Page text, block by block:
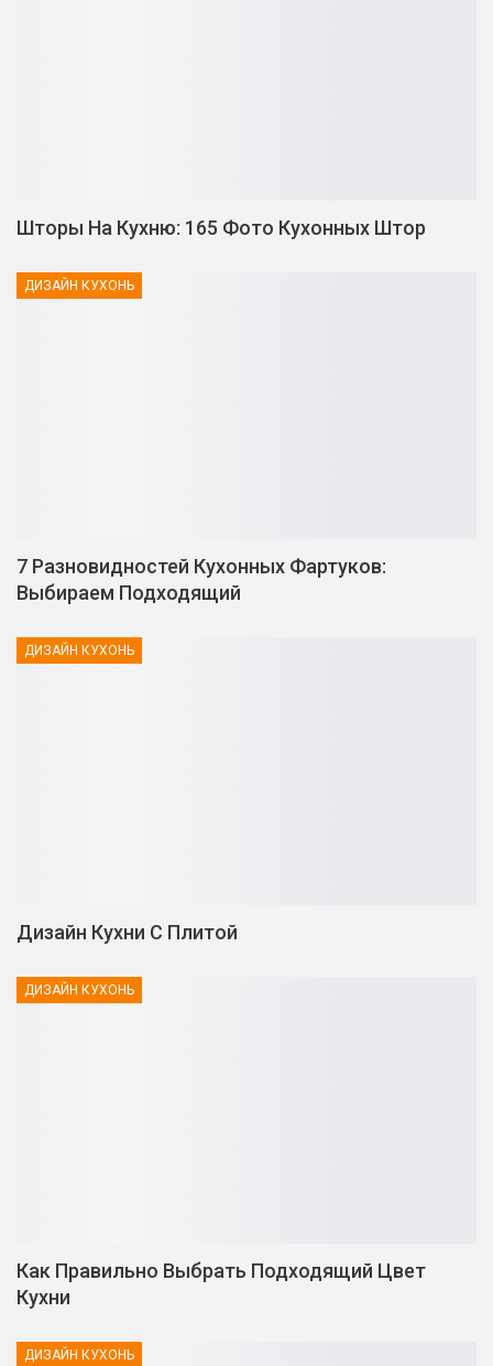
Шторы На Кухню: 165 Фото Кухонных Штор
ДИЗАЙН КУХОНЬ
7 Разновидностей Кухонных Фартуков:
Выбираем Подходящий
ДИЗАЙН КУХОНЬ
Дизайн Кухни С Плитой
ДИЗАЙН КУХОНЬ
Как Правильно Выбрать Подходящий Цвет
Кухни
ДИЗАЙН КУХОНЬ